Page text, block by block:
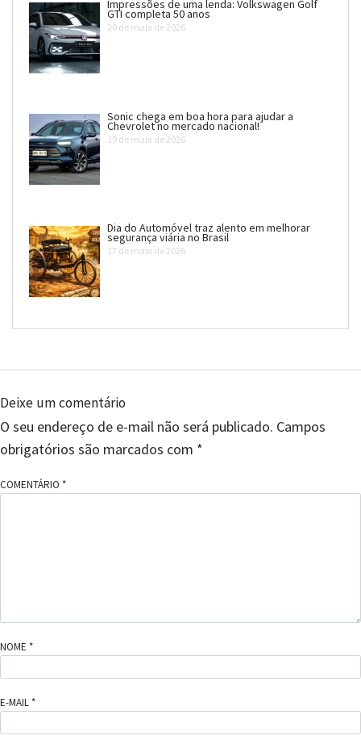
Impressões de uma lenda: Volkswagen Golf
GTI completa 50 anos
20 de maio de 2026
Sonic chega em boa hora para ajudar a
Chevrolet no mercado nacional!
19 de maio de 2026
Dia do Automóvel traz alento em melhorar
segurança viária no Brasil
17 de maio de 2026
Deixe um comentário
O seu endereço de e-mail não será publicado. Campos
obrigatórios são marcados com *
COMENTÁRIO *
NOME *
E-MAIL *